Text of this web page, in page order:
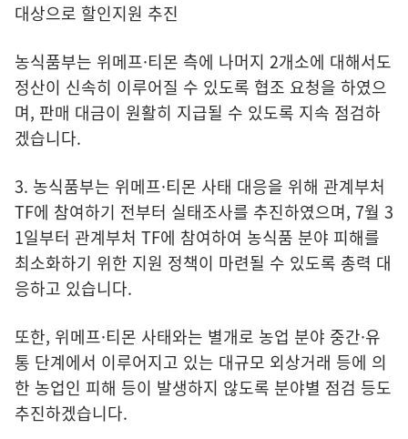
대상으로 할인지원 추진
농식품부는 위메프·티몬 측에 나머지 2개소에 대해서도
정산이 신속히 이루어질 수 있도록 협조 요청을 하였으
며, 판매 대금이 원활히 지급될 수 있도록 지속 점검하
겠습니다.
3. 농식품부는 위메프·티몬 사태 대응을 위해 관계부처
TF에 참여하기 전부터 실태조사를 추진하였으며, 7월 3
1일부터 관계부처 TF에 참여하여 농식품 분야 피해를
최소화하기 위한 지원 정책이 마련될 수 있도록 총력 대
응하고 있습니다.
또한, 위메프·티몬 사태와는 별개로 농업 분야 중간·유
통 단계에서 이루어지고 있는 대규모 외상거래 등에 의
한 농업인 피해 등이 발생하지 않도록 분야별 점검 등도
추진하겠습니다.